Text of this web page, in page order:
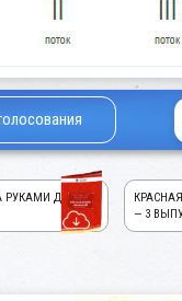
РУКАМИ ДЕТЕЙ!
— 3